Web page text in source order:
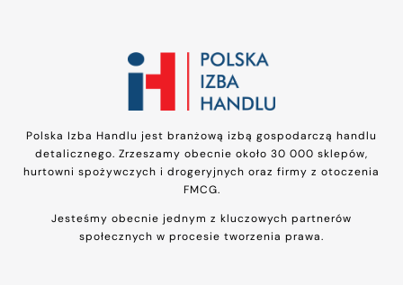
Polska Izba Handlu jest branżową izbą gospodarczą handlu
detalicznego. Zrzeszamy obecnie około 30 000 sklepów,
hurtowni spożywczych i drogeryjnych oraz firmy z otoczenia
FMCG.
Jesteśmy obecnie jednym z kluczowych partnerów
społecznych w procesie tworzenia prawa.